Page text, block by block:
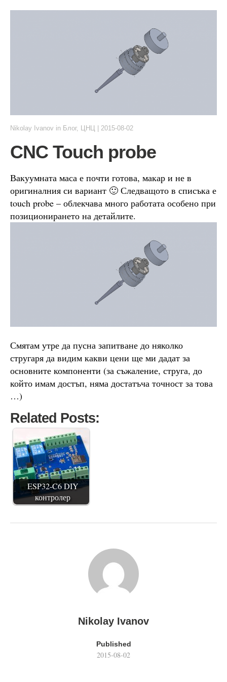
Nikolay Ivanov in Блог, ЦНЦ | 2015-08-02
CNC Touch probe
Вакуумната маса е почти готова, макар и не в
оригиналния си вариант 🙂 Следващото в списъка е
touch probe – облекчава много работата особено при
позиционирането на детайлите.
Смятам утре да пусна запитване до няколко
стругаря да видим какви цени ще ми дадат за
основните компоненти (за съжаление, струга, до
който имам достъп, няма достатъча точност за това
…)
Related Posts:
ESP32-C6 DIY
контролер
Nikolay Ivanov
Published
2015-08-02